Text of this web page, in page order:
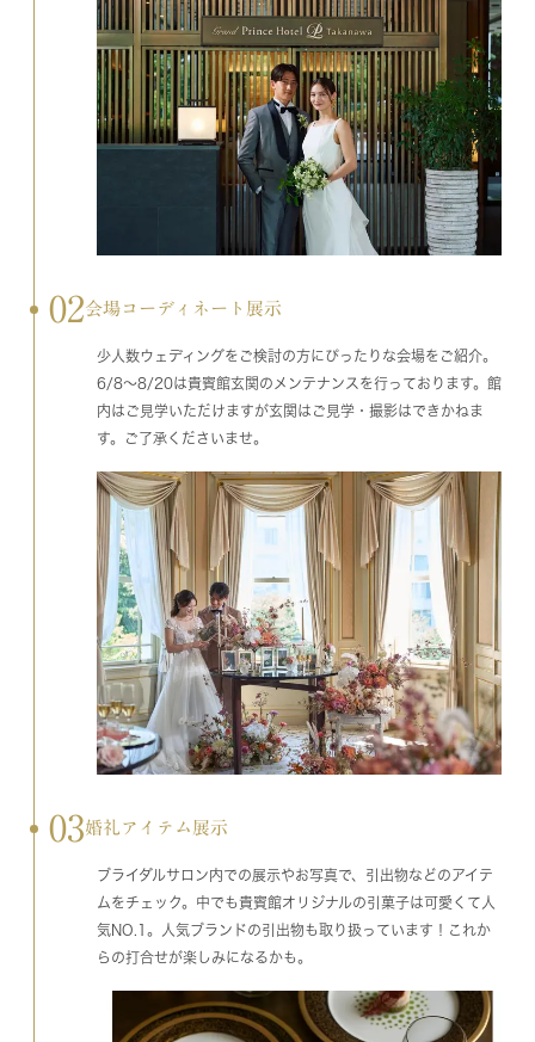
02会場コーディネート展示
少人数ウェディングをご検討の方にぴったりな会場をご紹介。
6/8～8/20は貴賓館玄関のメンテナンスを行っております。館
内はご見学いただけますが玄関はご見学・撮影はできかねま
す。ご了承くださいませ。
03婚礼アイテム展示
ブライダルサロン内での展示やお写真で、引出物などのアイテ
ムをチェック。中でも貴賓館オリジナルの引菓子は可愛くて人
気NO.1。人気ブランドの引出物も取り扱っています！これか
らの打合せが楽しみになるかも。